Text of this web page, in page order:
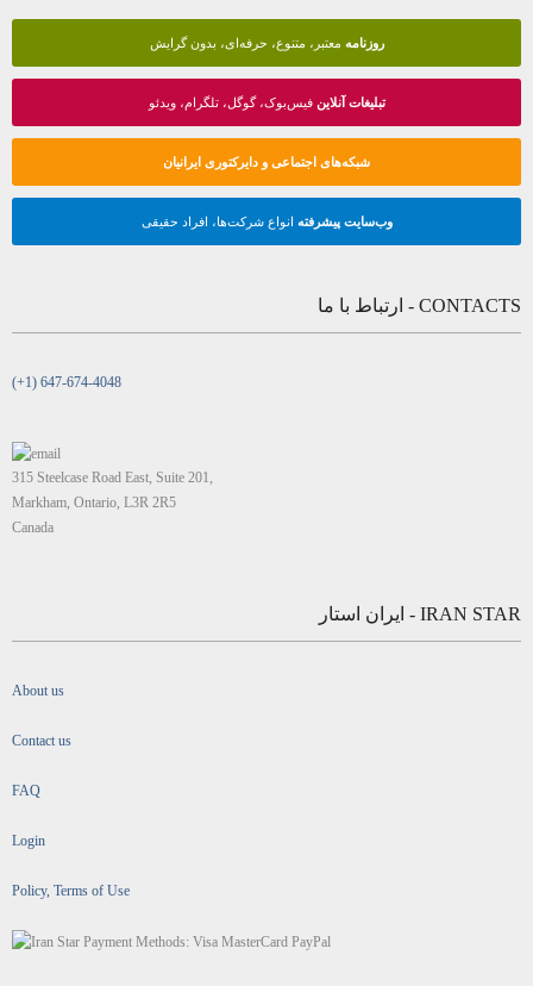
روزنامه معتبر، متنوع، حرفه‌ای، بدون گرایش
تبلیغات آنلاینفیس‌بوک، گوگل، تلگرام، ویدئو
شبکه‌های اجتماعی و دایرکتوری ایرانیان
وب‌سایت پیشرفته انواع شرکت‌ها، افراد حقیقی
CONTACTS - ارتباط با ما
(+1) 647-674-4048
315 Steelcase Road East, Suite 201,
Markham, Ontario, L3R 2R5
Canada
IRAN STAR - ایران استار
About us
Contact us
FAQ
Login
Policy, Terms of Use